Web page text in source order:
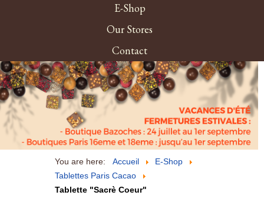
E-Shop
Our Stores
Contact
You are here: Accueil
E-Shop
Tablettes Paris Cacao
Tablette "Sacrè Coeur"